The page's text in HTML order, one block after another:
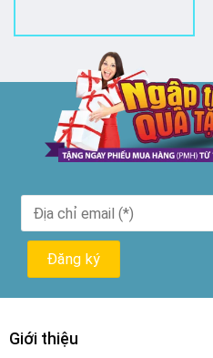
Giới thiệu